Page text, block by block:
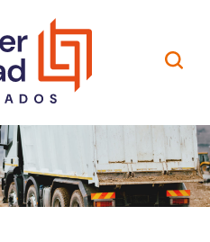
Contato